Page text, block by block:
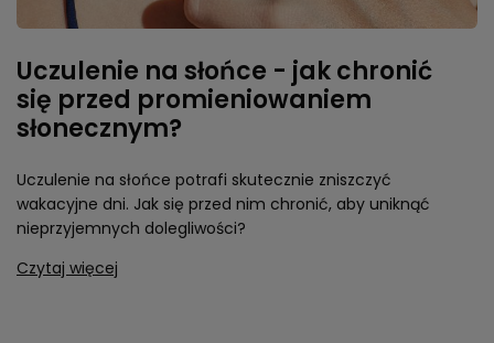
Uczulenie na słońce - jak chronić
się przed promieniowaniem
słonecznym?
Uczulenie na słońce potrafi skutecznie zniszczyć
wakacyjne dni. Jak się przed nim chronić, aby uniknąć
nieprzyjemnych dolegliwości?
Czytaj więcej